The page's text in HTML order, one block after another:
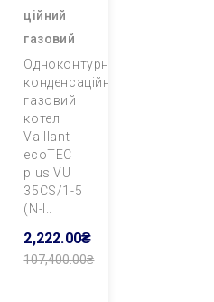
ційний
газовий
Одноконтурний
конденсаційний
газовий
котел
Vaillant
ecoTEC
plus VU
35CS/1-5
(N-I..
2,222.00₴
107,400.00₴